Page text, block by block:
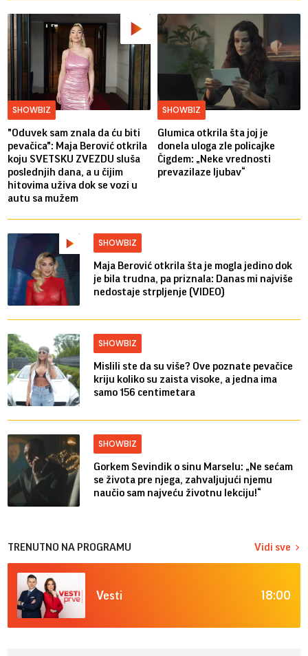
SHOWBIZ
"Oduvek sam znala da ću biti
pevačica": Maja Berović otkrila
koju SVETSKU ZVEZDU sluša
poslednjih dana, a u čijim
hitovima uživa dok se vozi u
autu sa mužem
SHOWBIZ
Glumica otkrila šta joj je
donela uloga zle policajke
Čigdem: „Neke vrednosti
prevazilaze ljubav“
SHOWBIZ
Maja Berović otkrila šta je mogla jedino dok
je bila trudna, pa priznala: Danas mi najviše
nedostaje strpljenje (VIDEO)
SHOWBIZ
Mislili ste da su više? Ove poznate pevačice
kriju koliko su zaista visoke, a jedna ima
samo 156 centimetara
SHOWBIZ
Gorkem Sevindik o sinu Marselu: „Ne sećam
se života pre njega, zahvaljujući njemu
naučio sam najveću životnu lekciju!“
TRENUTNO NA PROGRAMU Vidi sve
Vesti 18:00